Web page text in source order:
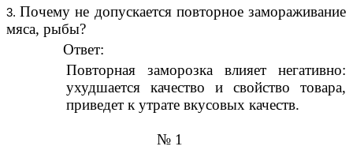
Почему не допускается повторное замораживание
мяса, рыбы?
Ответ:
Повторная заморозка влияет негативно:
ухудшается качество и свойство товара,
приведет к утрате вкусовых качеств.
№ 1